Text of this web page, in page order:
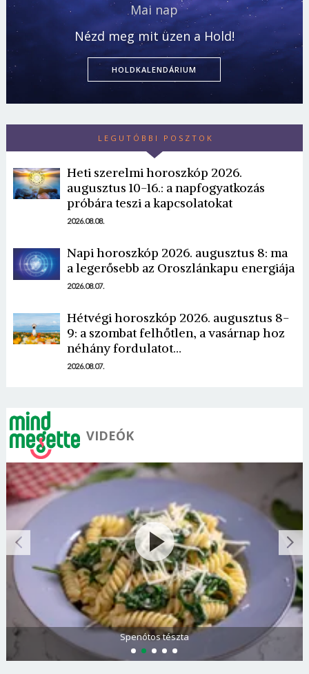
Mai nap
Nézd meg mit üzen a Hold!
HOLDKALENDÁRIUM
LEGUTÓBBI POSZTOK
Heti szerelmi horoszkóp 2026.
augusztus 10-16.: a napfogyatkozás
próbára teszi a kapcsolatokat
2026.08.08.
Napi horoszkóp 2026. augusztus 8: ma
a legerősebb az Oroszlánkapu energiája
2026.08.07.
Hétvégi horoszkóp 2026. augusztus 8-
9: a szombat felhőtlen, a vasárnap hoz
néhány fordulatot…
2026.08.07.
VIDEÓK
Spenótos tészta
Borsonline bejelentkezés